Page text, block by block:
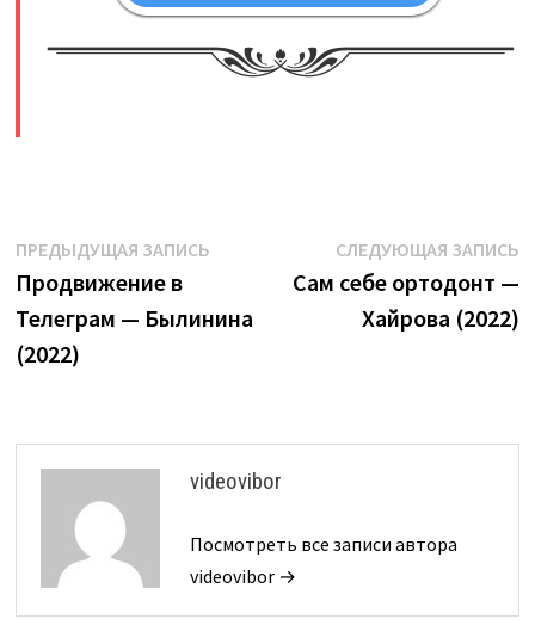
Навигация
по
записям
ПРЕДЫДУЩАЯ ЗАПИСЬПредыдущая
Продвижение в
Телеграм — Былинина
(2022)
СЛЕДУЮЩАЯ ЗАПИСЬ
Сам себе ортодонт —
Хайрова (2022)
videovibor
Посмотреть все записи автора
videovibor →